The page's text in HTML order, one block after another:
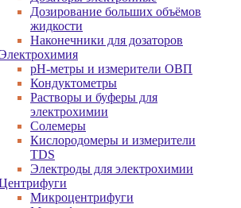
Дозирование больших объёмов
жидкости
Наконечники для дозаторов
Электрохимия
pH-метры и измерители ОВП
Кондуктометры
Растворы и буферы для
электрохимии
Солемеры
Кислородомеры и измерители
TDS
Электроды для электрохимии
Микроцентрифуги